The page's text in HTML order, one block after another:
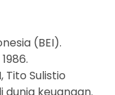
(BEI).
Tito Sulistio